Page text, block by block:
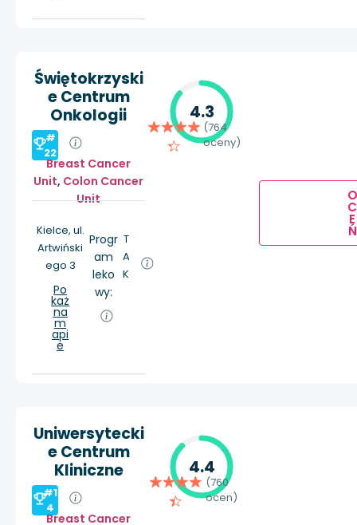
Świętokrzyski
e Centrum
Onkologii
#
22
Breast Cancer
Unit, Colon Cancer
Unit
Kielce, ul.
Artwiński
ego 3
Po
każ
na
m
api
e
Progr
am
leko
wy:
T
A
K
4.3
(764
oceny)
O
C
E
Ń
Uniwersytecki
e Centrum
Kliniczne
#1
4
Breast Cancer
4.4
(760
ocen)